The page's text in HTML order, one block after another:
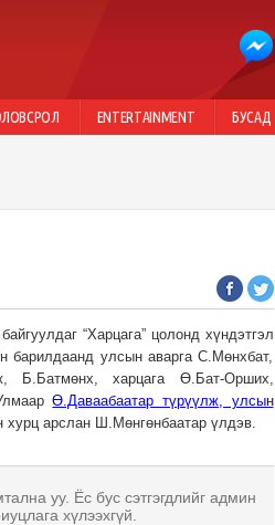
ENTERTAINMENT БУСАД
“Харцага” цолонд хүндэтгэл
барилдаанд улсын аварга С.Мөнхбат,
Б.Батмөнх, харцага Ө.Бат-Орших,
Ө.Даваабаатар түрүүлж, улсын
арслан Ш.Мөнгөнбаатар үлдэв.
уу. Ёс бус сэтгэгдлийг админ
хүлээхгүй.